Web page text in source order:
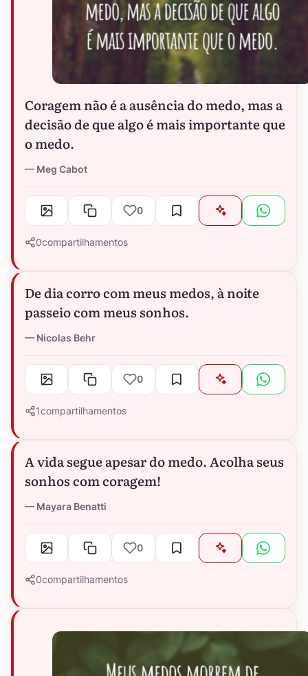
Coragem não é a ausência do medo, mas a
decisão de que algo é mais importante que
o medo.
Meg Cabot
0
0compartilhamentos
De dia corro com meus medos, à noite
passeio com meus sonhos.
Nicolas Behr
0
1compartilhamentos
A vida segue apesar do medo. Acolha seus
sonhos com coragem!
Mayara Benatti
0
0compartilhamentos